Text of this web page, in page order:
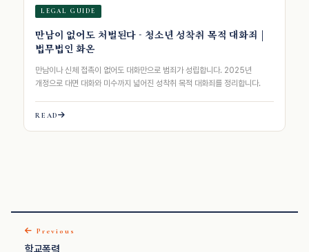
LEGAL GUIDE
만남이 없어도 처벌된다 - 청소년 성착취 목적 대화죄 |
법무법인 화온
만남이나 신체 접촉이 없어도 대화만으로 범죄가 성립합니다. 2025년
개정으로 대면 대화와 미수까지 넓어진 성착취 목적 대화죄를 정리합니다.
READ
Previous
학교폭력